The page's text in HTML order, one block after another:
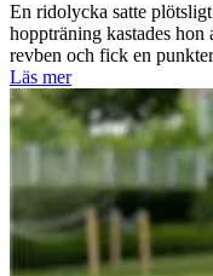
En ridolycka satte
hoppträning kastades
revben och fick en
Läs mer